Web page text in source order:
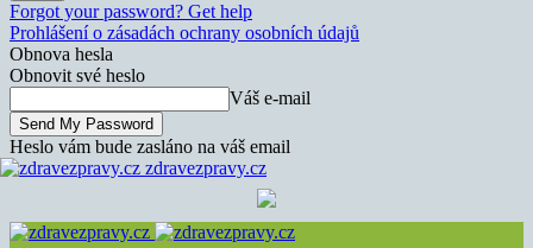
Forgot your password? Get help
Prohlášení o zásadách ochrany osobních údajů
Obnova hesla
Obnovit své heslo
Váš e-mail
Heslo vám bude zasláno na váš email
zdravezpravy.cz